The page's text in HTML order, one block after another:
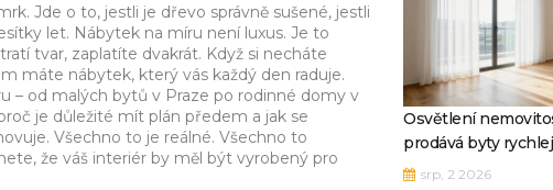
Jde o to, jestli je dřevo správně sušené, jestli
let. Nábytek na míru není luxus. Je to
tvar, zaplatíte dvakrát. Když si necháte
máte nábytek, který vás každý den raduje.
– od malých bytů v Praze po rodinné domy v
je důležité mít plán předem a jak se
Všechno to je reálné. Všechno to
že váš interiér by měl být vyrobený pro
Osvětlení
prodává byty
srp, 2 2026